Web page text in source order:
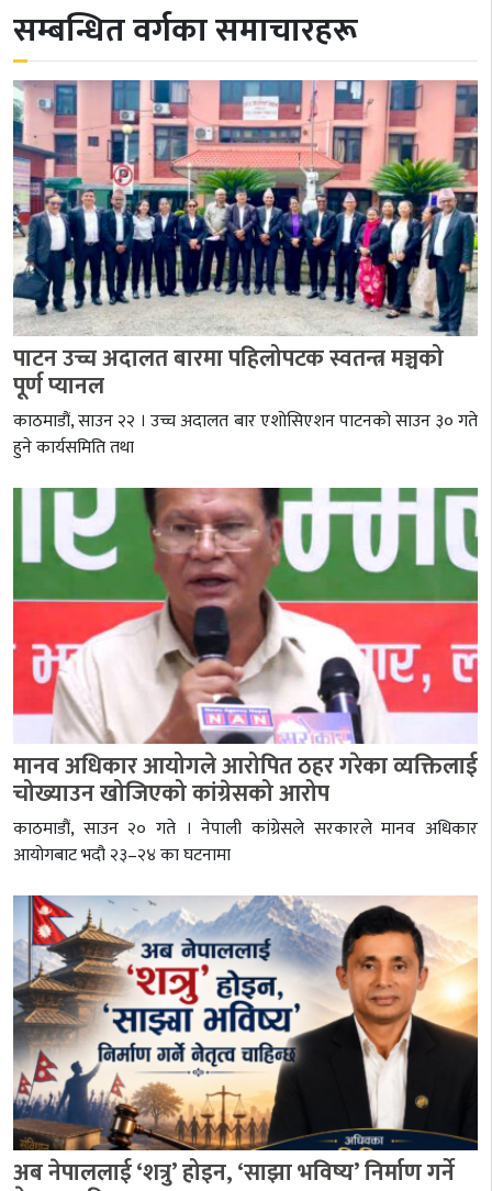
सम्बन्धित वर्गका समाचारहरू
पाटन उच्च अदालत बारमा पहिलोपटक स्वतन्त्र मञ्चको
पूर्ण प्यानल
काठमाडौं, साउन २२ । उच्च अदालत बार एशोसिएशन पाटनको साउन ३० गते
हुने कार्यसमिति तथा
मानव अधिकार आयोगले आरोपित ठहर गरेका व्यक्तिलाई
चोख्याउन खोजिएको कांग्रेसको आरोप
काठमाडौं, साउन २० गते । नेपाली कांग्रेसले सरकारले मानव अधिकार
आयोगबाट भदौ २३–२४ का घटनामा
अब नेपाललाई ‘शत्रु’ होइन, ‘साझा भविष्य’ निर्माण गर्ने